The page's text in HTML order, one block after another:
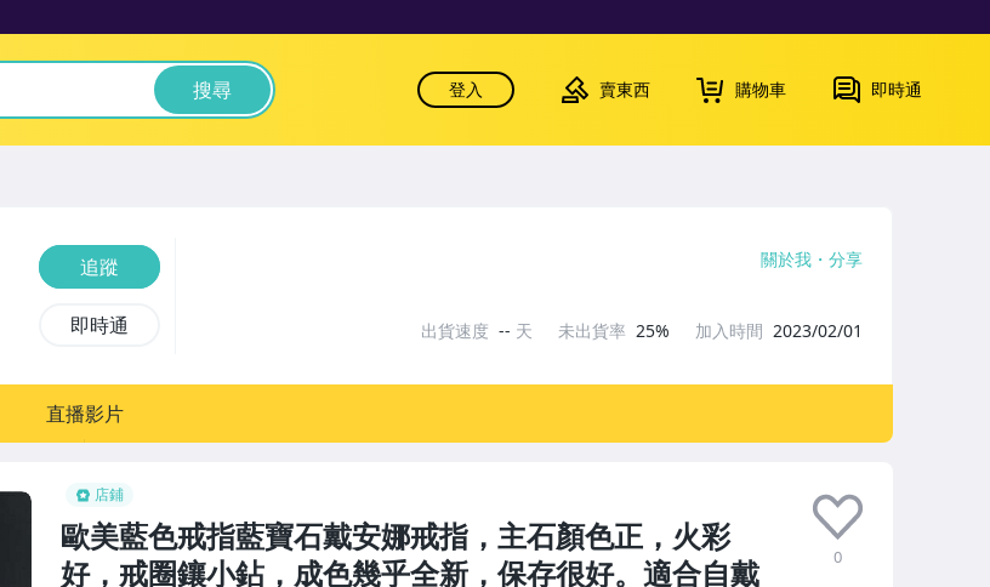
搜尋 登入 賣東西 購物車 即時通
店鋪
歐美藍色戒指藍寶石戴安娜戒指，主石顏色正，火彩
好，戒圈鑲小鉆，成色幾乎全新，保存很好。適合自戴
0
追蹤
即時通
關於我 分享
出貨速度 -- 天 未出貨率 25% 加入時間 2023/02/01
直播影片